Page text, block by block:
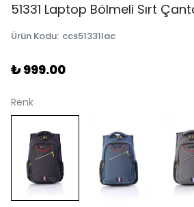
51331 Laptop Bölmeli Sırt
Ürün Kodu: ccs51331lac
₺ 999.00
Renk